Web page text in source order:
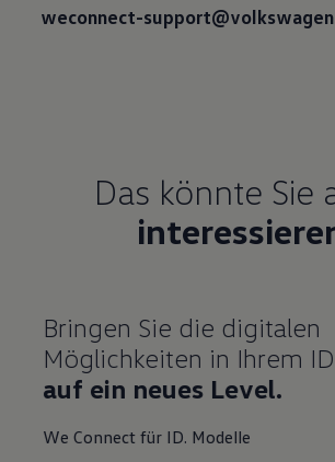
weconnect-
Das könnte Sie
Bringen Sie die digitalen
Möglichkeiten in Ihrem
auf ein neues Level.
We Connect für ID. Modelle